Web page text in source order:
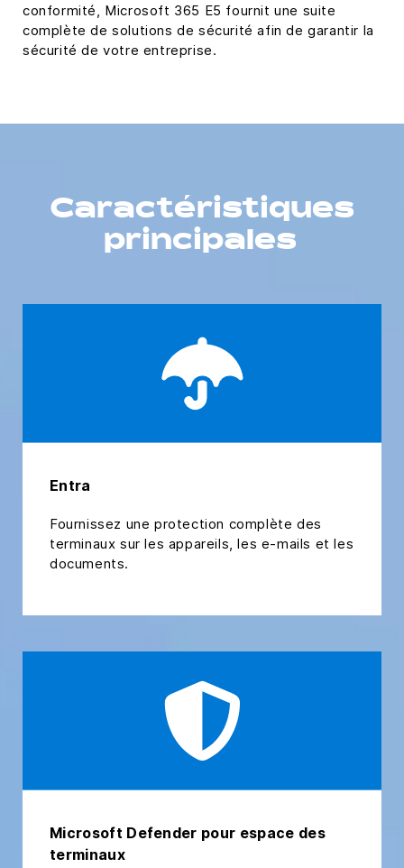
conformité, Microsoft 365 E5 fournit une suite
complète de solutions de sécurité afin de garantir la
sécurité de votre entreprise.
Caractéristiques
principales
Entra
Fournissez une protection complète des
terminaux sur les appareils, les e-mails et les
documents.
Microsoft Defender pour espace des
terminaux